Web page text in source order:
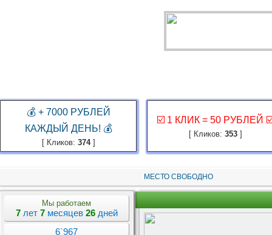
💰 + 7000 РУБЛЕЙ
КАЖДЫЙ ДЕНЬ! 💰
[ Кликов: 374]
☑️ 1 КЛИК = 50 РУБЛЕЙ
[ Кликов: 353]
МЕСТО СВОБОДНО
Мы работаем
7лет 7месяцев 26дней
6`967